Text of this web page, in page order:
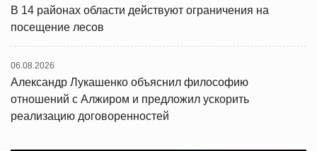
В 14 районах области действуют ограничения на
посещение лесов
06.08.2026
Александр Лукашенко объяснил философию
отношений с Алжиром и предложил ускорить
реализацию договоренностей